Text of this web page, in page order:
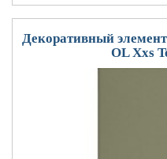
Декоративный
OL Xxs